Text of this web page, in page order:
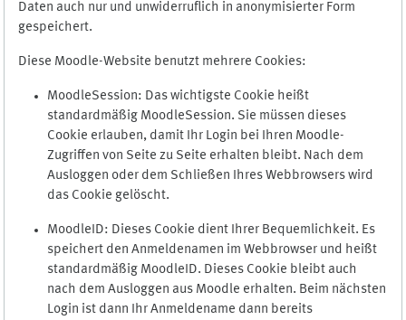
Daten auch nur und unwiderruflich in anonymisierter Form
gespeichert.
Diese Moodle-Website benutzt mehrere Cookies:
MoodleSession: Das wichtigste Cookie heißt
standardmäßig MoodleSession. Sie müssen dieses
Cookie erlauben, damit Ihr Login bei Ihren Moodle-
Zugriffen von Seite zu Seite erhalten bleibt. Nach dem
Ausloggen oder dem Schließen Ihres Webbrowsers wird
das Cookie gelöscht.
MoodleID: Dieses Cookie dient Ihrer Bequemlichkeit. Es
speichert den Anmeldenamen im Webbrowser und heißt
standardmäßig MoodleID. Dieses Cookie bleibt auch
nach dem Ausloggen aus Moodle erhalten. Beim nächsten
Login ist dann Ihr Anmeldename dann bereits